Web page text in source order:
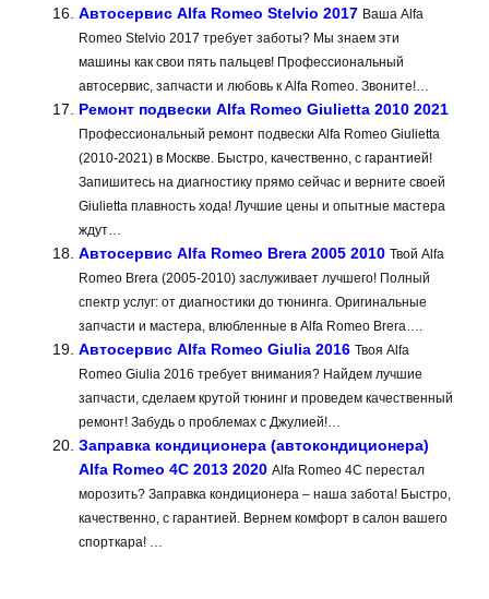
Автосервис Alfa Romeo Stelvio 2017 Ваша Alfa
Romeo Stelvio 2017 требует заботы? Мы знаем эти
машины как свои пять пальцев! Профессиональный
автосервис, запчасти и любовь к Alfa Romeo. Звоните!…
Ремонт подвески Alfa Romeo Giulietta 2010 2021
Профессиональный ремонт подвески Alfa Romeo Giulietta
(2010-2021) в Москве. Быстро, качественно, с гарантией!
Запишитесь на диагностику прямо сейчас и верните своей
Giulietta плавность хода! Лучшие цены и опытные мастера
ждут…
Автосервис Alfa Romeo Brera 2005 2010 Твой Alfa
Romeo Brera (2005-2010) заслуживает лучшего! Полный
спектр услуг: от диагностики до тюнинга. Оригинальные
запчасти и мастера, влюбленные в Alfa Romeo Brera….
Автосервис Alfa Romeo Giulia 2016 Твоя Alfa
Romeo Giulia 2016 требует внимания? Найдем лучшие
запчасти, сделаем крутой тюнинг и проведем качественный
ремонт! Забудь о проблемах с Джулией!…
Заправка кондиционера (автокондиционера)
Alfa Romeo 4C 2013 2020 Alfa Romeo 4C перестал
морозить? Заправка кондиционера – наша забота! Быстро,
качественно, с гарантией. Вернем комфорт в салон вашего
спорткара! …